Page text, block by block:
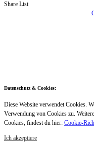
Share List
Datenschutz & Cookies:
Diese Website verwendet Cookies.
Verwendung von Cookies zu.
Cookies, findest du hier: Cookie-
Ich akzeptiere
Scroll